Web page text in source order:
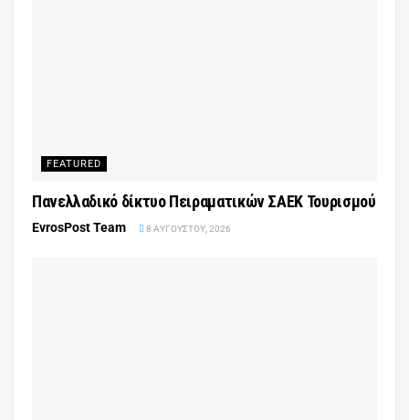
FEATURED
Πανελλαδικό δίκτυο Πειραματικών ΣΑΕΚ Τουρισμού
EvrosPost Team 8 ΑΥΓΟΎΣΤΟΥ, 2026